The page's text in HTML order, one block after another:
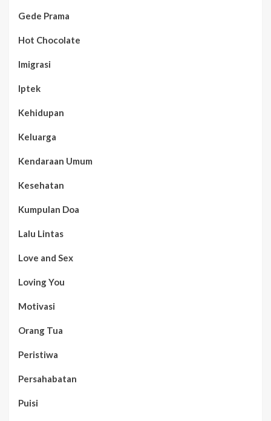
Gede Prama
Hot Chocolate
Imigrasi
Iptek
Kehidupan
Keluarga
Kendaraan Umum
Kesehatan
Kumpulan Doa
Lalu Lintas
Love and Sex
Loving You
Motivasi
Orang Tua
Peristiwa
Persahabatan
Puisi